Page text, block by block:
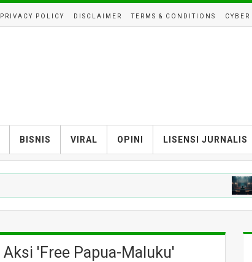
PRIVACY POLICY DISCLAIMER TERMS & CONDITIONS
BISNIS VIRAL OPINI LISENSI JURNALIS
'Free Papua-Maluku'